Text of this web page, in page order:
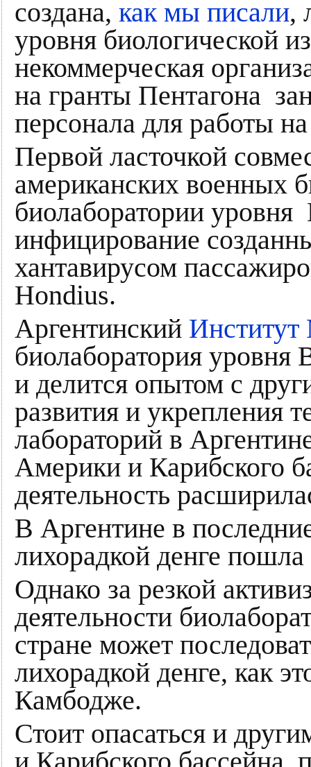
создана, как мы писали,
уровня биологической
некоммерческая
на гранты Пентагона
персонала для работы
Первой ласточкой
американских военных
биолаборатории
инфицирование
хантавирусом
Hondius.
Аргентинский
биолаборатория
и делится опытом с
развития и укрепления
лабораторий в
Америки и Карибского
деятельность
В Аргентине в
лихорадкой денге
Однако за резкой
деятельности
стране может
лихорадкой денге, как
Камбодже.
Стоит опасаться и